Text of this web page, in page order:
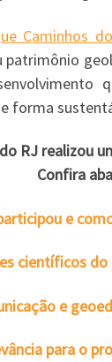
Caminhos
patrimônio
forma
RJ realizou
Confira
e
científicos
e
para o